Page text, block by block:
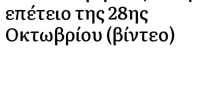
επέτειο της 28ης
Οκτωβρίου (βίντεο)